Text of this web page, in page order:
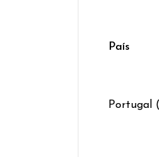
País
Portugal